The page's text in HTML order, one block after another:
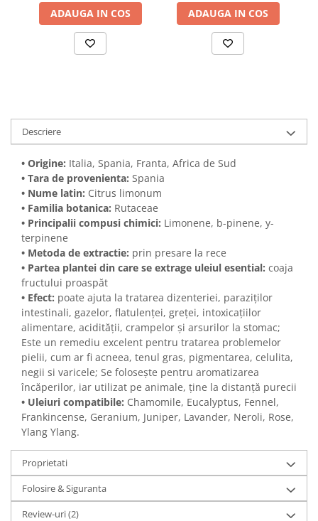
ADAUGA IN COS ADAUGA IN COS
Descriere
• Origine: Italia, Spania, Franta, Africa de Sud
• Tara de provenienta: Spania
• Nume latin: Citrus limonum
• Familia botanica: Rutaceae
• Principalii compusi chimici: Limonene, b-pinene, y-
terpinene
• Metoda de extractie: prin presare la rece
• Partea plantei din care se extrage uleiul esential: coaja
fructului proaspăt
• Efect: poate ajuta la tratarea dizenteriei, paraziților
intestinali, gazelor, flatulenței, greței, intoxicațiilor
alimentare, acidității, crampelor și arsurilor la stomac;
Este un remediu excelent pentru tratarea problemelor
pielii, cum ar fi acneea, tenul gras, pigmentarea, celulita,
negii si varicele; Se folosește pentru aromatizarea
încăperilor, iar utilizat pe animale, ține la distanță purecii
• Uleiuri compatibile: Chamomile, Eucalyptus, Fennel,
Frankincense, Geranium, Juniper, Lavander, Neroli, Rose,
Ylang Ylang.
Proprietati
Folosire & Siguranta
Review-uri(2)